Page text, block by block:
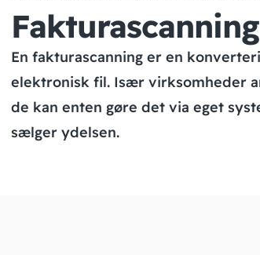
Fakturascanning
En fakturascanning er en
elektronisk fil. Især virksomheder
de kan enten gøre det via eget
sælger ydelsen.